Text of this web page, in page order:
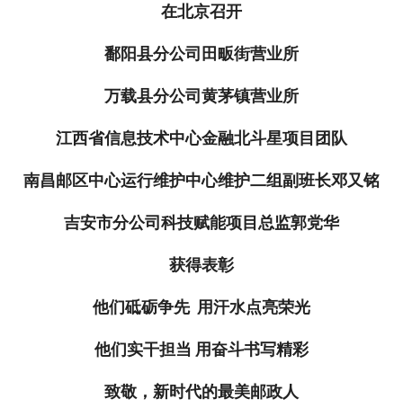
在北京召开
鄱阳县分公司田畈街营业所
万载县分公司黄茅镇营业所
江西省信息技术中心金融北斗星项目团队
南昌邮区中心运行维护中心维护二组副班长邓又铭
吉安市分公司科技赋能项目总监郭党华
获得表彰
他们砥砺争先 用汗水点亮荣光
他们实干担当 用奋斗书写精彩
致敬，新时代的最美邮政人